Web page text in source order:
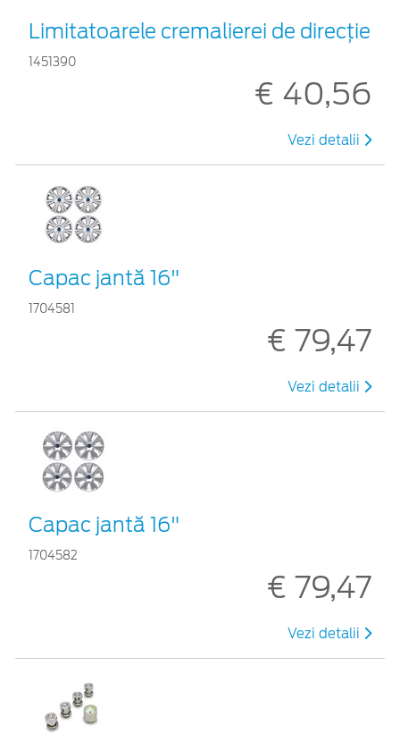
Limitatoarele cremalierei de direcţie
1451390
€ 40,56
Vezi detalii
Capac jantă 16"
1704581
€ 79,47
Vezi detalii
Capac jantă 16"
1704582
€ 79,47
Vezi detalii